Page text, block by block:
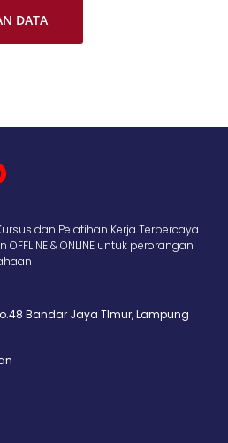
DATA
dan Pelatihan Kerja Terpercaya
& ONLINE untuk perorangan
Bandar Jaya TImur, Lampung